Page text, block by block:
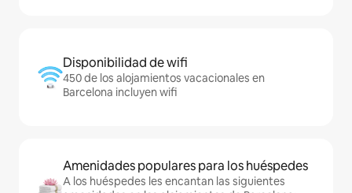
Disponibilidad de wifi
450 de los alojamientos vacacionales en
Barcelona incluyen wifi
Amenidades populares para los huéspedes
A los huéspedes les encantan las siguientes